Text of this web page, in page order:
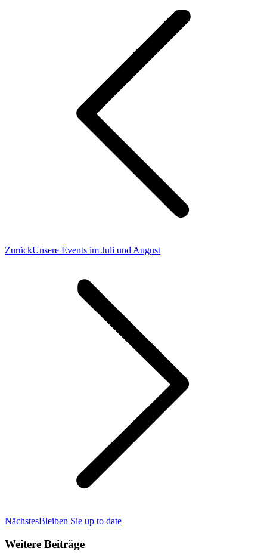
ZurückVorheriger
Unsere Events im Juli und August
NächstesNächster
Bleiben Sie up to date
Weitere Beiträge